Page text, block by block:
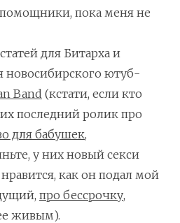
пока меня не
для Битарха и
новосибирского ютуб-
Band (кстати, если кто
последний ролик про
для бабушек,
у них новый секси
как он подал мой
про бессрочку,
живым).